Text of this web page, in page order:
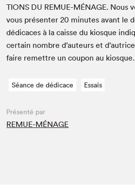
TIONS DU REMUE-MÉNAGE. Nous
vous présen­ter20 min­utes avant le
dédi­caces à la caisse du kiosque
cer­tain nom­bre d’auteurs et
faire remet­tre un coupon au kiosque.
Séance de dédicace Essais
Présenté par
REMUE-MÉNAGE